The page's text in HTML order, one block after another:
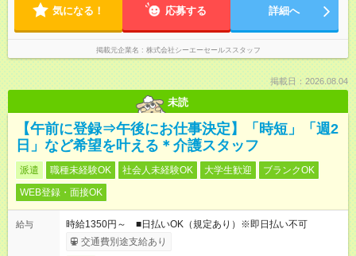
気になる！ 応募する 詳細へ
掲載元企業名 株式会社シーエーセールススタッフ
掲載日：2026.08.04
未読
【午前に登録⇒午後にお仕事決定】「時短」「週2
日」など希望を叶える＊介護スタッフ
派遣 職種未経験OK 社会人未経験OK 大学生歓迎
ブランクOK
WEB登録・面接OK
給与
時給1350円～ ■日払いOK（規定あり）※即日払い不可
交通費別途支給あり